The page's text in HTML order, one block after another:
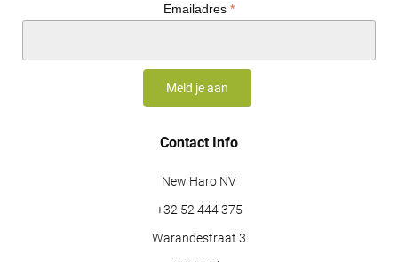
Emailadres *
Contact Info
New Haro NV
+32 52 444 375
Warandestraat 3